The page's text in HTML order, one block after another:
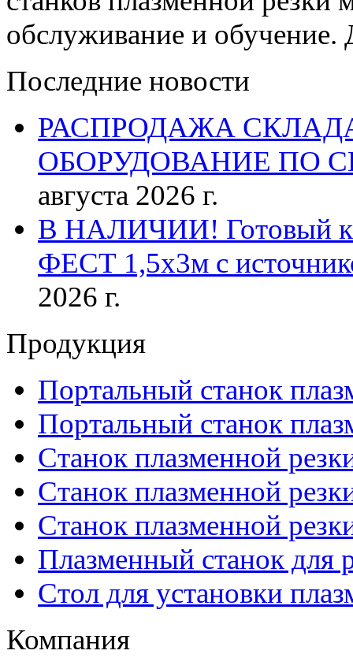
обслуживание и обучение.
Последние новости
РАСПРОДАЖА
ОБОРУДОВАНИЕ ПО
августа 2026 г.
В НАЛИЧИИ! Готовый к
ФЕСТ 1,5х3м с
2026 г.
Продукция
Портальный станок
Портальный станок
Станок плазменной
Станок плазменной
Станок плазменной
Плазменный станок для
Стол для установки
Компания